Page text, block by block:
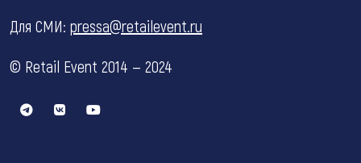
Для СМИ: pressa@retailevent.ru
© Retail Event 2014 — 2024